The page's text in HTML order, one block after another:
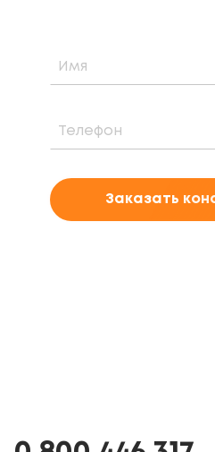
Заказать